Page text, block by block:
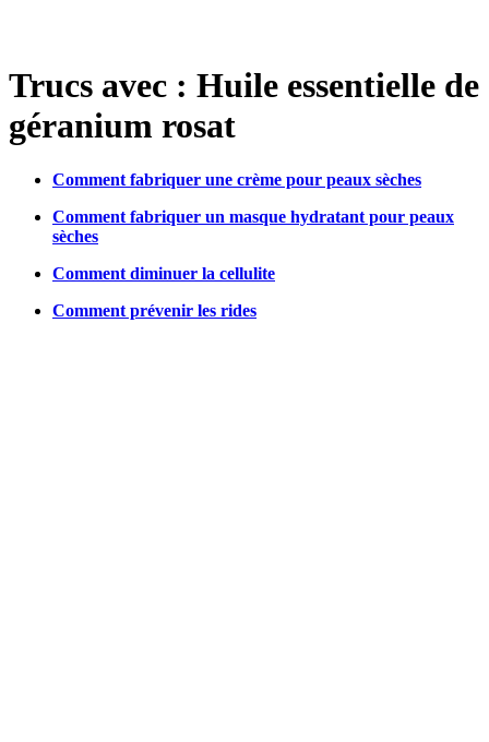
Trucs avec : Huile essentielle de
géranium rosat
Comment fabriquer une crème pour peaux sèches
Comment fabriquer un masque hydratant pour peaux
sèches
Comment diminuer la cellulite
Comment prévenir les rides